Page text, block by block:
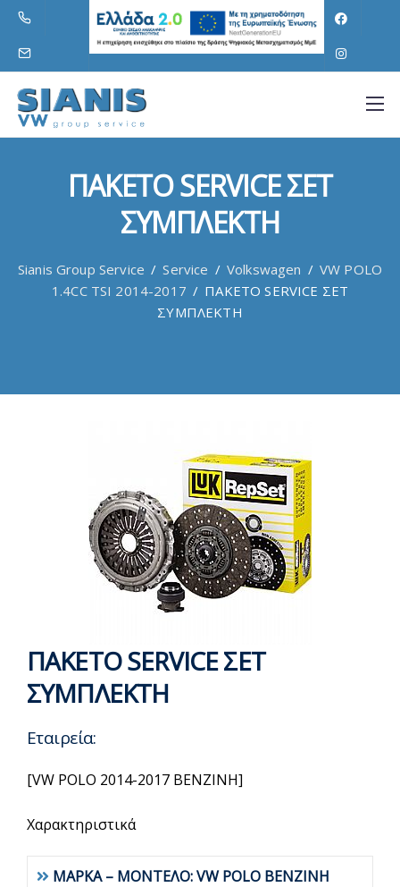
ΠΑΚΕΤΟ SERVICE ΣΕΤ
ΣΥΜΠΛΕΚΤΗ
Sianis Group Service / Service / Volkswagen / VW POLO
1.4CC TSI 2014-2017 / ΠΑΚΕΤΟ SERVICE ΣΕΤ
ΣΥΜΠΛΕΚΤΗ
ΠΑΚΕΤΟ SERVICE ΣΕΤ
ΣΥΜΠΛΕΚΤΗ
Εταιρεία:
[VW POLO 2014-2017 BENZINH]
Χαρακτηριστικά
ΜΑΡΚΑ – ΜΟΝΤΕΛΟ: VW POLO BENZINH